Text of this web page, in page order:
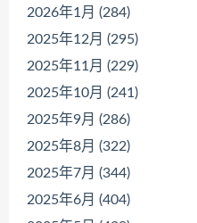
2026年1月 (284)
2025年12月 (295)
2025年11月 (229)
2025年10月 (241)
2025年9月 (286)
2025年8月 (322)
2025年7月 (344)
2025年6月 (404)